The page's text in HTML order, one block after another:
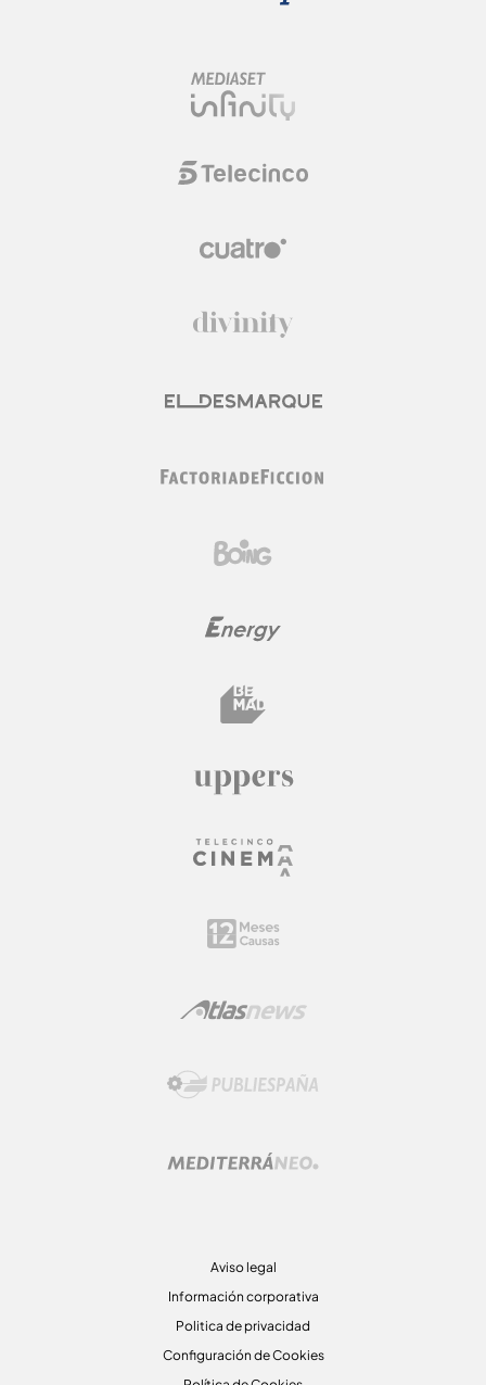
Aviso legal
Información corporativa
Politica de privacidad
Configuración de Cookies